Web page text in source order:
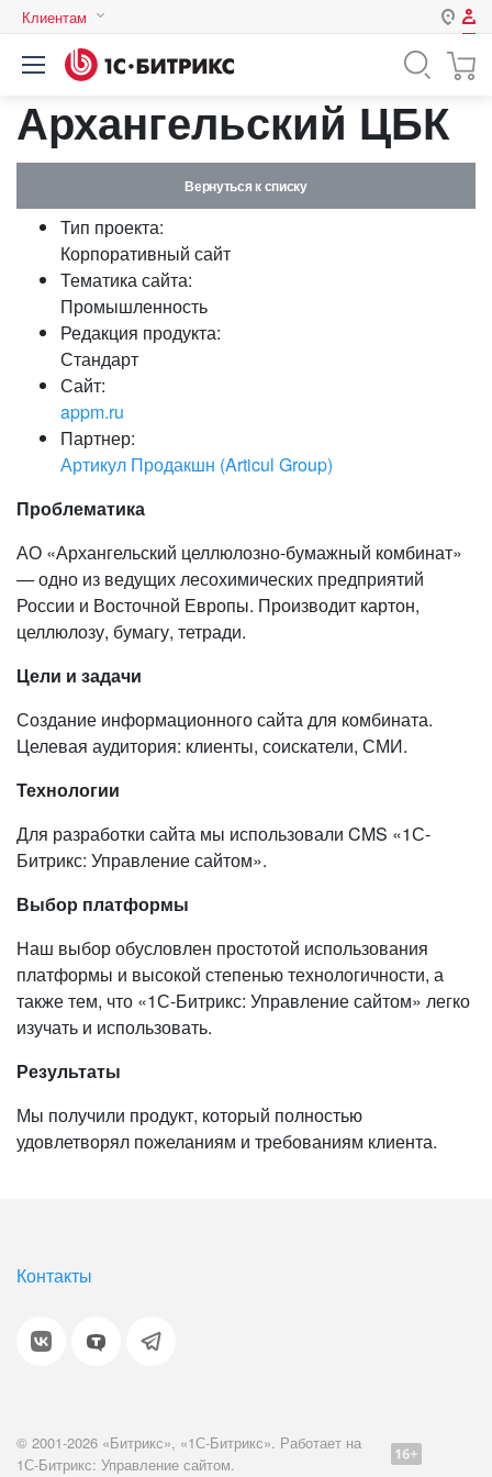
Клиентам
Казахстан
Беларусь
Авторизация
Зарегистрироваться
Логин
Пароль
или войдите с помощью
Архангельский ЦБК
Вернуться к списку
Тип проекта:
Корпоративный сайт
Тематика сайта:
Промышленность
Редакция продукта:
Стандарт
Сайт:
appm.ru
Партнер:
Артикул Продакшн (Articul Group)
Проблематика
АО «Архангельский целлюлозно-бумажный комбинат»
— одно из ведущих лесохимических предприятий
России и Восточной Европы. Производит картон,
целлюлозу, бумагу, тетради.
Цели и задачи
Создание информационного сайта для комбината.
Целевая аудитория: клиенты, соискатели, СМИ.
Технологии
Для разработки сайта мы использовали CMS «1С-
Битрикс: Управление сайтом».
Выбор платформы
Наш выбор обусловлен простотой использования
платформы и высокой степенью технологичности, а
также тем, что «1С-Битрикс: Управление сайтом» легко
изучать и использовать.
Результаты
Мы получили продукт, который полностью
удовлетворял пожеланиям и требованиям клиента.
Контакты
© 2001-2026 «Битрикс», «1С-Битрикс». Работает на
1С-Битрикс: Управление сайтом.